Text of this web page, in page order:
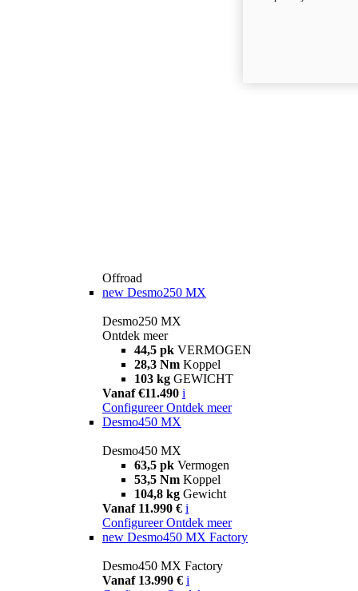
Offroad
new Desmo250 MX
Desmo250 MX
Ontdek meer
44,5 pk VERMOGEN
28,3 Nm Koppel
103 kg GEWICHT
Vanaf €11.490 i
Configureer Ontdek meer
Desmo450 MX
Desmo450 MX
63,5 pk Vermogen
53,5 Nm Koppel
104,8 kg Gewicht
Vanaf 11.990 € i
Configureer Ontdek meer
new Desmo450 MX Factory
Desmo450 MX Factory
Vanaf 13.990 € i